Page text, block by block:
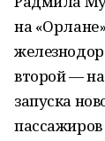
на
второй —
запуска